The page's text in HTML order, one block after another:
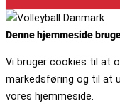
Denne hjemmeside
Vi bruger cookies til at
markedsføring og til at
vores hjemmeside.